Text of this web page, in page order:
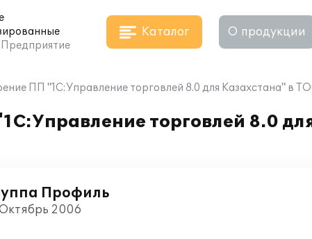
Каталог О продукции
ПП "1С:Управление торговлей 8.0 для Казахстана" в
торговлей 8.0
Профиль
2006